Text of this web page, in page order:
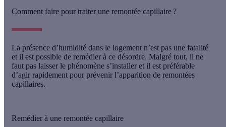
Comment faire pour traiter une remontée capillaire ?
La présence d’humidité dans le logement n’est pas une fatalité
et il est possible de remédier à ce désordre. Malgré tout, il ne
faut pas laisser le phénomène s’installer et il est préférable
d’agir rapidement pour prévenir l’apparition de remontées
capillaires.
Remédier à une remontée capillaire